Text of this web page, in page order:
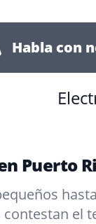
Habla con
Puerto
el